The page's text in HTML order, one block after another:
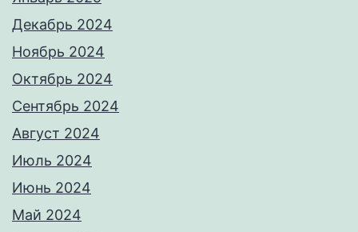
Декабрь 2024
Ноябрь 2024
Октябрь 2024
Сентябрь 2024
Август 2024
Июль 2024
Июнь 2024
Май 2024